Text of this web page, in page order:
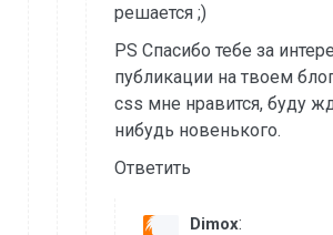
решается ;)
PS Спасибо тебе за
публикации на твоем
css мне нравится, буду
нибудь новенького.
Ответить
Dimox: